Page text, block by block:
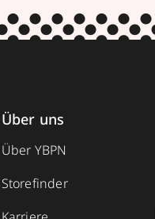
Über uns
Über YBPN
Storefinder